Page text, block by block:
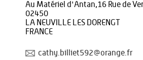
Au Matériel d'Antan,16 Rue de
02450
LA NEUVILLE LES DORENGT
FRANCE
cathy.billiet592@orange.fr